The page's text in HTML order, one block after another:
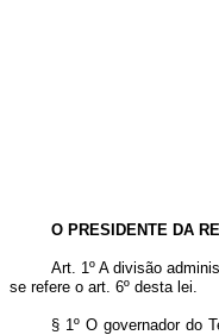
O PRESIDENTE DA
Art. 1º A divisão
se refere o art. 6º desta lei.
§ 1º O governador do